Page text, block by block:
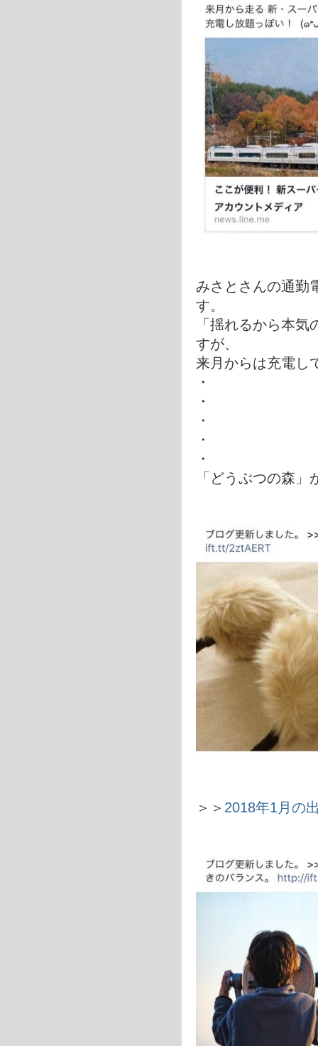
みさとさんの通勤
す。
「揺れるから本
すが、
来月からは充電し
・
・
・
・
・
「どうぶつの森
＞＞ 2018年1月の